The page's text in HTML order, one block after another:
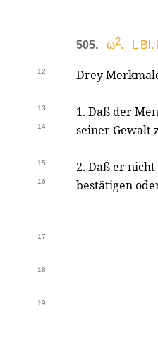
505. ω2. L Bl.
12 Drey
13 1. Daß der
14 seiner Gewalt
15 2. Daß er
16 bestätigen
17
18
19